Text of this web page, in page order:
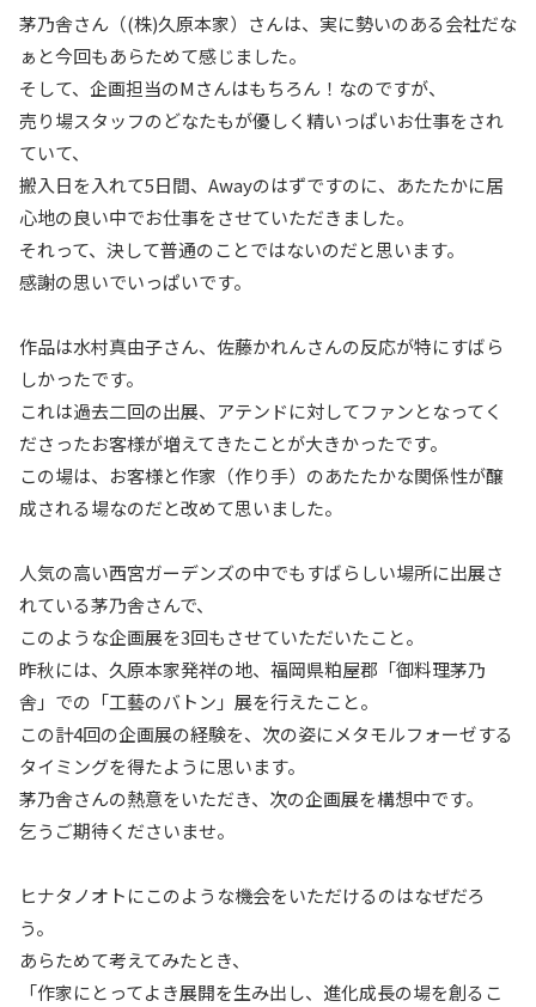
茅乃舎さん（(株)久原本家）さんは、実に勢いのある会社だな
ぁと今回もあらためて感じました。
そして、企画担当のMさんはもちろん！なのですが、
売り場スタッフのどなたもが優しく精いっぱいお仕事をされ
ていて、
搬入日を入れて5日間、Awayのはずですのに、あたたかに居
心地の良い中でお仕事をさせていただきました。
それって、決して普通のことではないのだと思います。
感謝の思いでいっぱいです。
作品は水村真由子さん、佐藤かれんさんの反応が特にすばら
しかったです。
これは過去二回の出展、アテンドに対してファンとなってく
ださったお客様が増えてきたことが大きかったです。
この場は、お客様と作家（作り手）のあたたかな関係性が醸
成される場なのだと改めて思いました。
人気の高い西宮ガーデンズの中でもすばらしい場所に出展さ
れている茅乃舎さんで、
このような企画展を3回もさせていただいたこと。
昨秋には、久原本家発祥の地、福岡県粕屋郡「御料理茅乃
舎」での「工藝のバトン」展を行えたこと。
この計4回の企画展の経験を、次の姿にメタモルフォーゼする
タイミングを得たように思います。
茅乃舎さんの熱意をいただき、次の企画展を構想中です。
乞うご期待くださいませ。
ヒナタノオトにこのような機会をいただけるのはなぜだろ
う。
あらためて考えてみたとき、
「作家にとってよき展開を生み出し、進化成長の場を創るこ